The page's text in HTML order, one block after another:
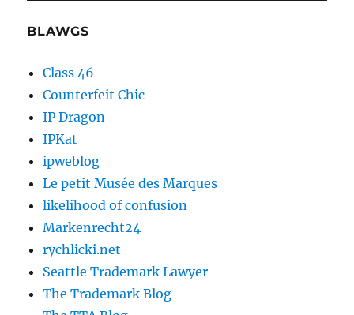
BLAWGS
Class 46
Counterfeit Chic
IP Dragon
IPKat
ipweblog
Le petit Musée des Marques
likelihood of confusion
Markenrecht24
rychlicki.net
Seattle Trademark Lawyer
The Trademark Blog